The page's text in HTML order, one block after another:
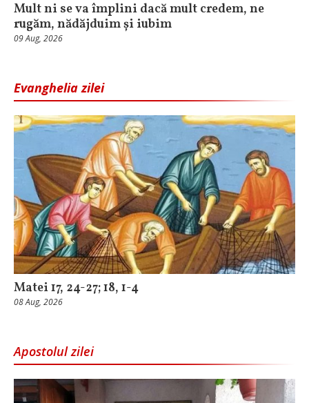
Mult ni se va împlini dacă mult credem, ne
rugăm, nădăjduim și iubim
09 Aug, 2026
Evanghelia zilei
Matei 17, 24-27; 18, 1-4
08 Aug, 2026
Apostolul zilei